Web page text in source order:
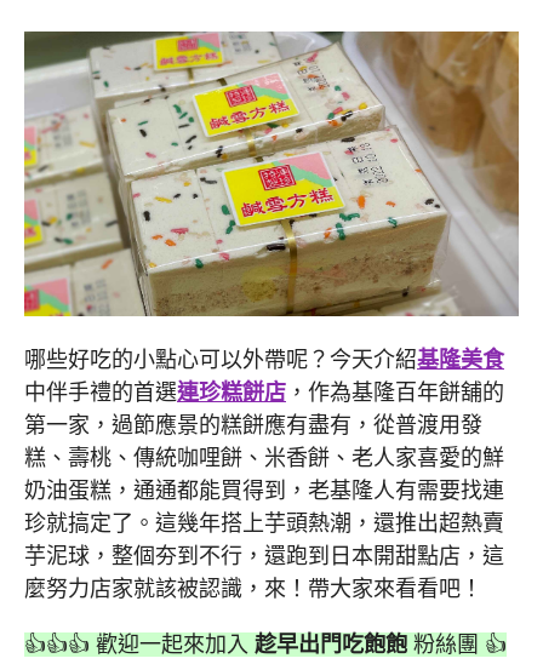
哪些好吃的小點心可以外帶呢？今天介紹基隆美食
中伴手禮的首選連珍糕餅店 ，作為基隆百年餅舖的
第一家，過節應景的糕餅應有盡有，從普渡用發
糕、壽桃、傳統咖哩餅、米香餅、老人家喜愛的鮮
奶油蛋糕，通通都能買得到，老基隆人有需要找連
珍就搞定了。這幾年搭上芋頭熱潮，還推出超熱賣
芋泥球，整個夯到不行，還跑到日本開甜點店，這
麼努力店家就該被認識，來！帶大家來看看吧！
👍👍👍 歡迎一起來加入 趁早出門吃飽飽 粉絲團 👍